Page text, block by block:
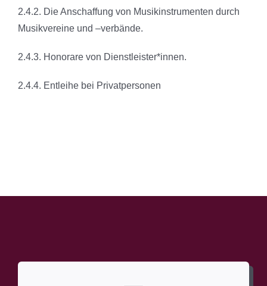
2.4.2. Die Anschaffung von Musikinstrumenten durch
Musikvereine und –verbände.
2.4.3. Honorare von Dienstleister*innen.
2.4.4. Entleihe bei Privatpersonen